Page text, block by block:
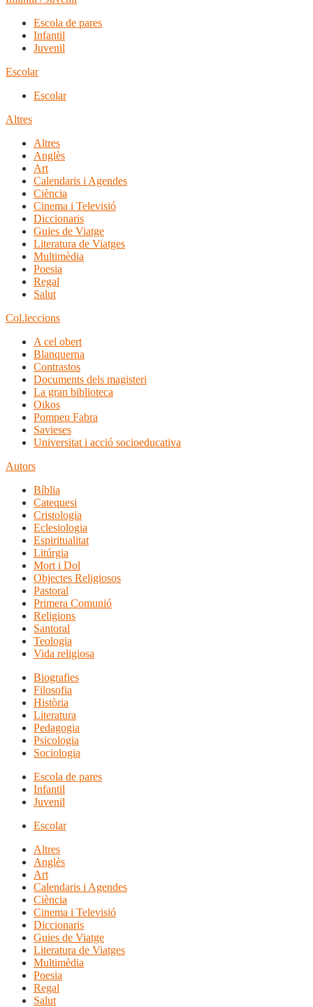
Escola de pares
Infantil
Juvenil
Escolar
Escolar
Altres
Altres
Anglès
Art
Calendaris i Agendes
Ciència
Cinema i Televisió
Diccionaris
Guies de Viatge
Literatura de Viatges
Multimèdia
Poesia
Regal
Salut
Col.leccions
A cel obert
Blanquerna
Contrastos
Documents dels magisteri
La gran biblioteca
Oikos
Pompeu Fabra
Savieses
Universitat i acció socioeducativa
Autors
Bíblia
Catequesi
Cristologia
Eclesiologia
Espiritualitat
Litúrgia
Mort i Dol
Objectes Religiosos
Pastoral
Primera Comunió
Religions
Santoral
Teologia
Vida religiosa
Biografies
Filosofia
Història
Literatura
Pedagogia
Psicologia
Sociologia
Escola de pares
Infantil
Juvenil
Escolar
Altres
Anglès
Art
Calendaris i Agendes
Ciència
Cinema i Televisió
Diccionaris
Guies de Viatge
Literatura de Viatges
Multimèdia
Poesia
Regal
Salut